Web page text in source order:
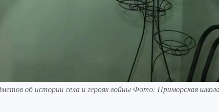
об истории села и героях войны Фото: Приморская